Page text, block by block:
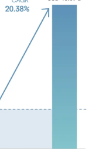
画像 © Mordor Intelligence。再利